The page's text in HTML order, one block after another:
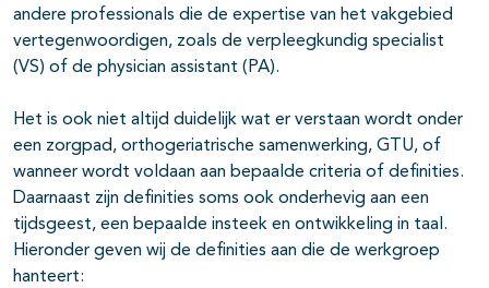
andere professionals die de expertise van het vakgebied
vertegenwoordigen, zoals de verpleegkundig specialist
(VS) of de physician assistant (PA).
Het is ook niet altijd duidelijk wat er verstaan wordt onder
een zorgpad, orthogeriatrische samenwerking, GTU, of
wanneer wordt voldaan aan bepaalde criteria of definities.
Daarnaast zijn definities soms ook onderhevig aan een
tijdsgeest, een bepaalde insteek en ontwikkeling in taal.
Hieronder geven wij de definities aan die de werkgroep
hanteert: